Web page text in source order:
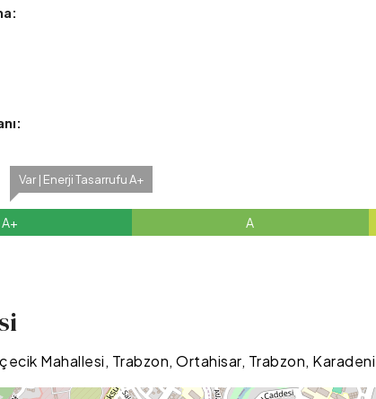
Var | Enerji Tasarrufu A+
A+ A
Mahallesi, Trabzon, Ortahisar, Trabzon,